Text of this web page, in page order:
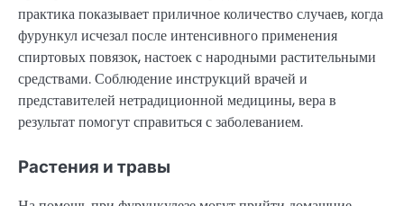
практика показывает приличное количество случаев, когда
фурункул исчезал после интенсивного применения
спиртовых повязок, настоек с народными растительными
средствами. Соблюдение инструкций врачей и
представителей нетрадиционной медицины, вера в
результат помогут справиться с заболеванием.
Растения и травы